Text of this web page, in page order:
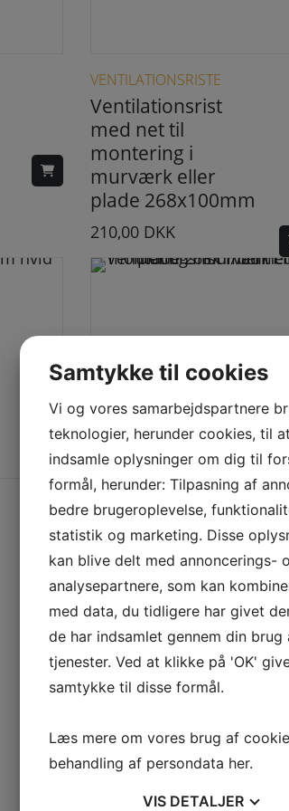
VENTILATIONSRISTE
Ventilationsrist
med net til
montering i
murværk eller
plade 268x100mm
210,00 DKK
Dette vare har flere varianter. Mulighederne kan vælges på varesiden
VENTILATIONSRISTE
Ventilationsrist
med net til
montering i
murværk eller
plade 268x170mm
250,00 DKK
Samtykke til cookies
Vi og vores samarbejdspartnere
teknologier, herunder cookies, til at
indsamle oplysninger om dig til
formål, herunder: Tilpasning af
bedre brugeroplevelse,
statistik og marketing. Disse
kan blive delt med annoncerings-
analysepartnere, som kan
med data, du tidligere har givet
de har indsamlet gennem din brug
tjenester. Ved at klikke på 'OK'
samtykke til disse formål.
Læs mere om vores brug af
behandling af persondata her.
VIS DETALJER